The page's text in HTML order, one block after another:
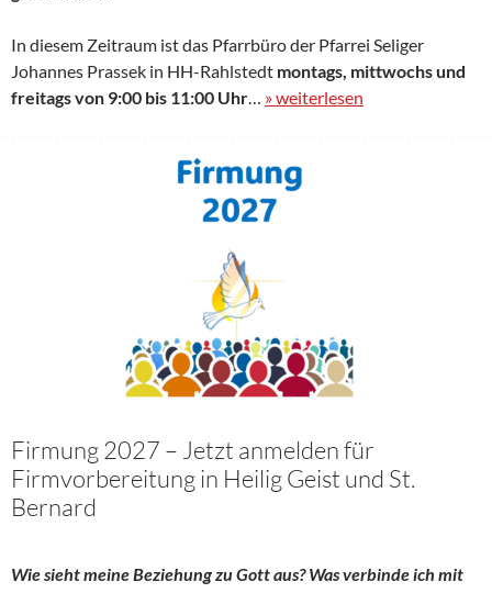
In diesem Zeitraum ist das Pfarrbüro der Pfarrei Seliger
Johannes Prassek in HH-Rahlstedt montags, mittwochs und
freitags von 9:00 bis 11:00 Uhr
» weiterlesen
Firmung 2027 – Jetzt anmelden für
Firmvorbereitung in Heilig Geist und St.
Bernard
Wie sieht meine Beziehung zu Gott aus? Was verbinde ich mit